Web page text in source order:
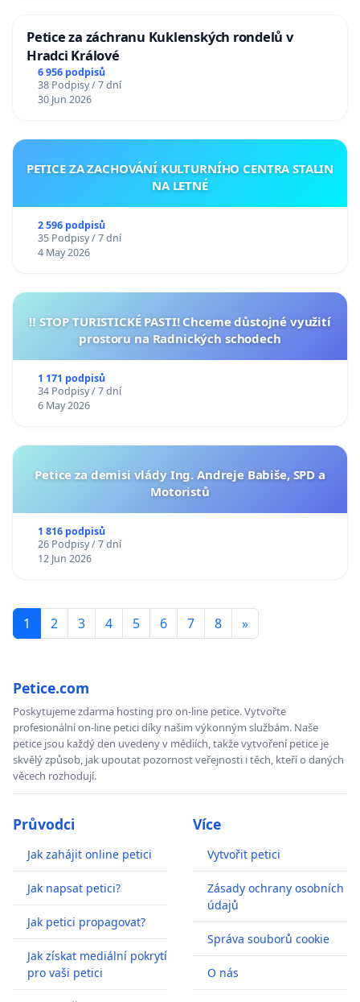
Petice za záchranu Kuklenských rondelů v
Hradci Králové
6 956 podpisů
38 Podpisy / 7 dní
30 Jun 2026
PETICE ZA ZACHOVÁNÍ KULTURNÍHO CENTRA STALIN
NA LETNÉ
2 596 podpisů
35 Podpisy / 7 dní
4 May 2026
‼️ STOP TURISTICKÉ PASTI! Chceme důstojné využití
prostoru na Radnických schodech
1 171 podpisů
34 Podpisy / 7 dní
6 May 2026
Petice za demisi vlády Ing. Andreje Babiše, SPD a
Motoristů
1 816 podpisů
26 Podpisy / 7 dní
12 Jun 2026
1 2 3 4 5 6 7 8 »
Petice.com
Poskytujeme zdarma hosting pro on-line petice. Vytvořte
profesionální on-line petici díky našim výkonným službám. Naše
petice jsou každý den uvedeny v médiích, takže vytvoření petice je
skvělý způsob, jak upoutat pozornost veřejnosti i těch, kteří o daných
věcech rozhodují.
Průvodci
Jak zahájit online petici
Jak napsat petici?
Jak petici propagovat?
Jak získat mediální pokrytí
pro vaši petici
Více
Vytvořit petici
Zásady ochrany osobních
údajů
Správa souborů cookie
O nás